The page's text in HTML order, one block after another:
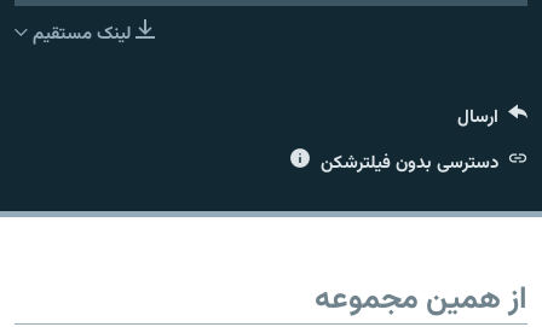
لینک مستقیم
ارسال
دسترسی بدون فیلترشکن
از همین مجموعه